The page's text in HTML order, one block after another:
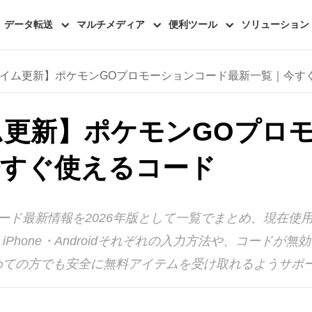
データ転送 マルチメディア 便利ツール ソリューション
ム更新】ポケモンGOプロモーションコード最新一覧｜今す
新】ポケモンGOプロ
ぐ使えるコード
ド最新情報を2026年版として一覧でまとめ、現在使
・Androidそれぞれの入力方法や、コードが無
の方でも安全に無料アイテムを受け取れるようサポ